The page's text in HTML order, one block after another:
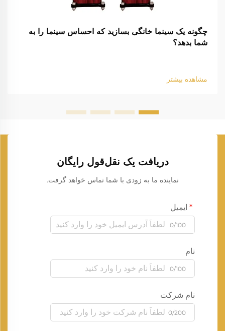
چگونه یک سینما خانگی بسازید که احساس سینما را به
شما بدهد؟
مشاهده بیشتر
دریافت یک نقل‌قول رایگان
نماینده ما به زودی با شما تماس خواهد گرفت.
ایمیل
0/100
نام
0/100
نام شرکت
0/200